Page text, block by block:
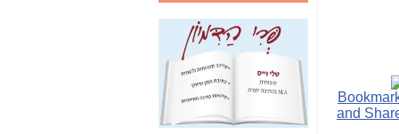
אחת הרגליים של "תיק
4000 התפור"
התמוטטה היום
בניצחון (כפול) של בזק
-
כאן
איך כתבות מפנקות